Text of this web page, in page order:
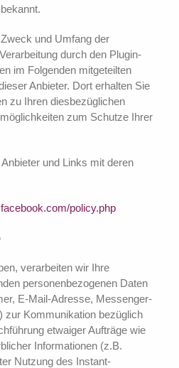
und Umfang der
durch den Plugin-
im Folgenden mitgeteilten
Anbieter. Dort erhalten Sie
zu Ihren diesbezüglichen
zum Schutze Ihrer
und Links mit deren
policy.php
verarbeiten wir Ihre
personenbezogenen Daten
E-Mail-Adresse, Messenger-
zur Kommunikation bezüglich
etwaiger Aufträge wie
Informationen (z.B.
Nutzung des Instant-